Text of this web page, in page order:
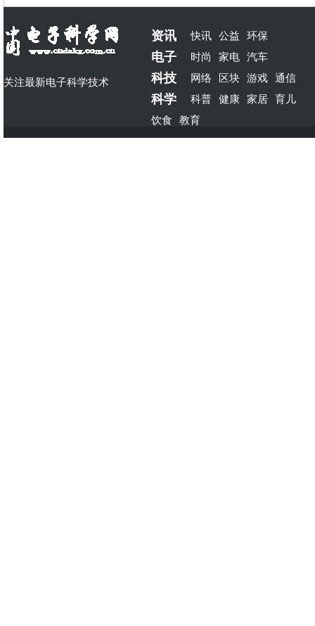
关注最新电子科学技术
资讯 快讯 公益 环保
电子 时尚 家电 汽车
科技 网络 区块 游戏 通信
科学 科普 健康 家居 育儿
饮食 教育